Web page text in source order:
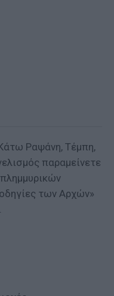
Ραψάνη, Τέμπη,
παραμείνετε
των Αρχών»